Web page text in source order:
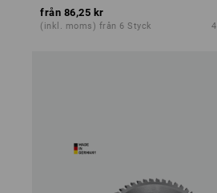
från 86,25 kr
(inkl. moms) från 6 Styck 4